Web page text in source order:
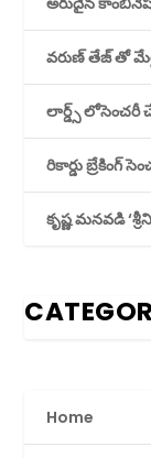
వరుణ్ తేజ్ తో
లార్డ్స్
రికార్డు బ్రేకింగ్
కృష్ణ మనవడి
Home